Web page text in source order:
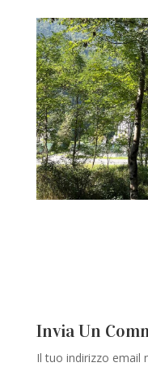
Invia Un
Il tuo indirizzo email